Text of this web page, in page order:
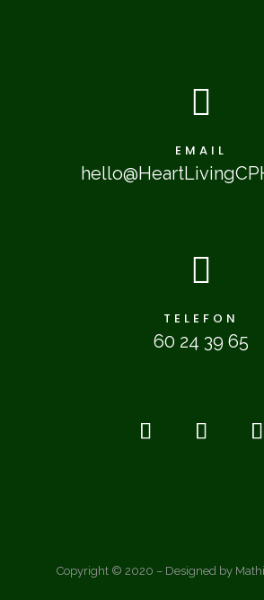

EMAIL

TELEFON
60 24 39 65
Copyright © 2020 – Designed by